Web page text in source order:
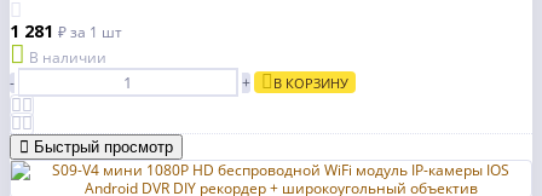
1 281 ₽за 1 шт
В наличии
-
+ В КОРЗИНУ
Быстрый просмотр